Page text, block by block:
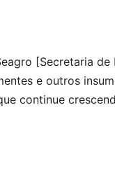
[Secretaria
e outros
continue